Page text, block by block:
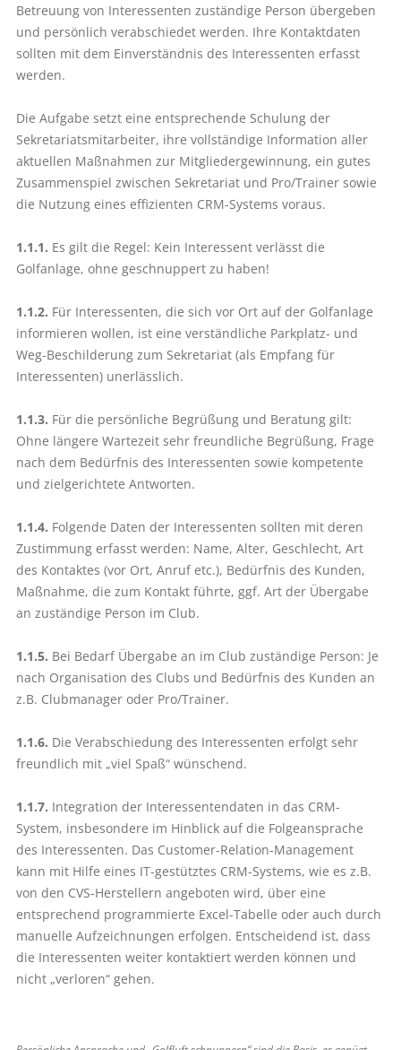
Betreuung von Interessenten zuständige Person übergeben
und persönlich verabschiedet werden. Ihre Kontaktdaten
sollten mit dem Einverständnis des Interessenten erfasst
werden.
Die Aufgabe setzt eine entsprechende Schulung der
Sekretariatsmitarbeiter, ihre vollständige Information aller
aktuellen Maßnahmen zur Mitgliedergewinnung, ein gutes
Zusammenspiel zwischen Sekretariat und Pro/Trainer sowie
die Nutzung eines effizienten CRM-Systems voraus.
1.1.1. Es gilt die Regel: Kein Interessent verlässt die
Golfanlage, ohne geschnuppert zu haben!
1.1.2. Für Interessenten, die sich vor Ort auf der Golfanlage
informieren wollen, ist eine verständliche Parkplatz- und
Weg-Beschilderung zum Sekretariat (als Empfang für
Interessenten) unerlässlich.
1.1.3. Für die persönliche Begrüßung und Beratung gilt:
Ohne längere Wartezeit sehr freundliche Begrüßung, Frage
nach dem Bedürfnis des Interessenten sowie kompetente
und zielgerichtete Antworten.
1.1.4. Folgende Daten der Interessenten sollten mit deren
Zustimmung erfasst werden: Name, Alter, Geschlecht, Art
des Kontaktes (vor Ort, Anruf etc.), Bedürfnis des Kunden,
Maßnahme, die zum Kontakt führte, ggf. Art der Übergabe
an zuständige Person im Club.
1.1.5. Bei Bedarf Übergabe an im Club zuständige Person: Je
nach Organisation des Clubs und Bedürfnis des Kunden an
z.B. Clubmanager oder Pro/Trainer.
1.1.6. Die Verabschiedung des Interessenten erfolgt sehr
freundlich mit „viel Spaß“ wünschend.
1.1.7. Integration der Interessentendaten in das CRM-
System, insbesondere im Hinblick auf die Folgeansprache
des Interessenten. Das Customer-Relation-Management
kann mit Hilfe eines IT-gestütztes CRM-Systems, wie es z.B.
von den CVS-Herstellern angeboten wird, über eine
entsprechend programmierte Excel-Tabelle oder auch durch
manuelle Aufzeichnungen erfolgen. Entscheidend ist, dass
die Interessenten weiter kontaktiert werden können und
nicht „verloren“ gehen.